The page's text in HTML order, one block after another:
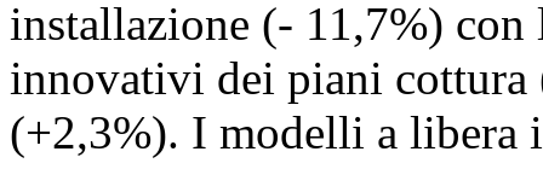
installazione (- 11,7%)
innovativi dei piani cottura
(+2,3%). I modelli a libera